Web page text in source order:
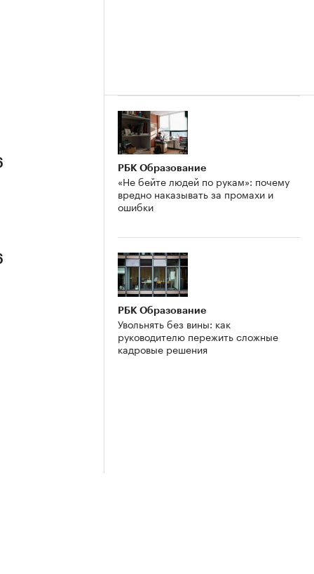
РБК Образование
«Не бейте людей по рукам»: почему
вредно наказывать за промахи и
ошибки
РБК Образование
Увольнять без вины: как
руководителю пережить сложные
кадровые решения